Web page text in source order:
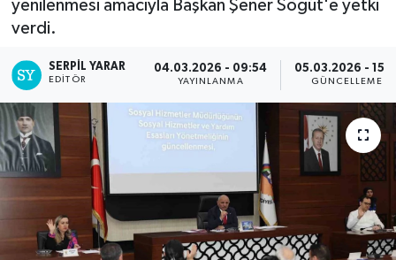
yenilenmesi amacıyla Başkan Şener Söğüt'e yetki
verdi.
SERPİL YARAR
EDITÖR
04.03.2026 - 09:54
YAYINLANMA
05.03.2026 -
GÜNCELLEME